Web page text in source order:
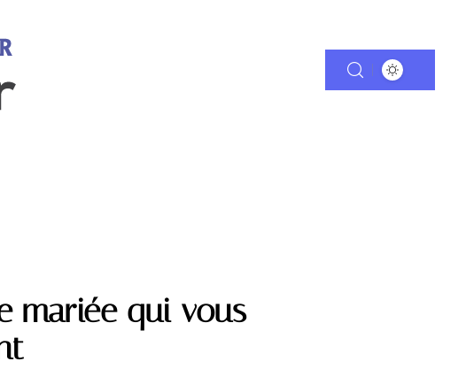
mariée qui vous